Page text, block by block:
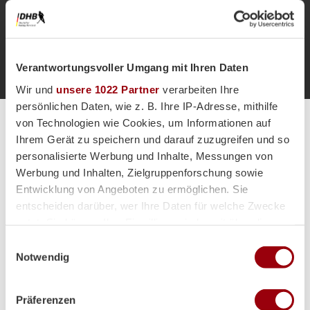
Verantwortungsvoller Umgang mit Ihren Daten
Wir und unsere 1022 Partner verarbeiten Ihre
persönlichen Daten, wie z. B. Ihre IP-Adresse, mithilfe
von Technologien wie Cookies, um Informationen auf
Ihrem Gerät zu speichern und darauf zuzugreifen und so
personalisierte Werbung und Inhalte, Messungen von
Werbung und Inhalten, Zielgruppenforschung sowie
Entwicklung von Angeboten zu ermöglichen. Sie
entscheiden darüber, wer Ihre Daten für welche Zwecke
Trigger Symbol ändern oder widerrufen
Informationen über Ihre geografische Lage erfassen,
Notwendig
Präferenzen
Alle Spiele unserer Danas und Honamas live und kostenfrei